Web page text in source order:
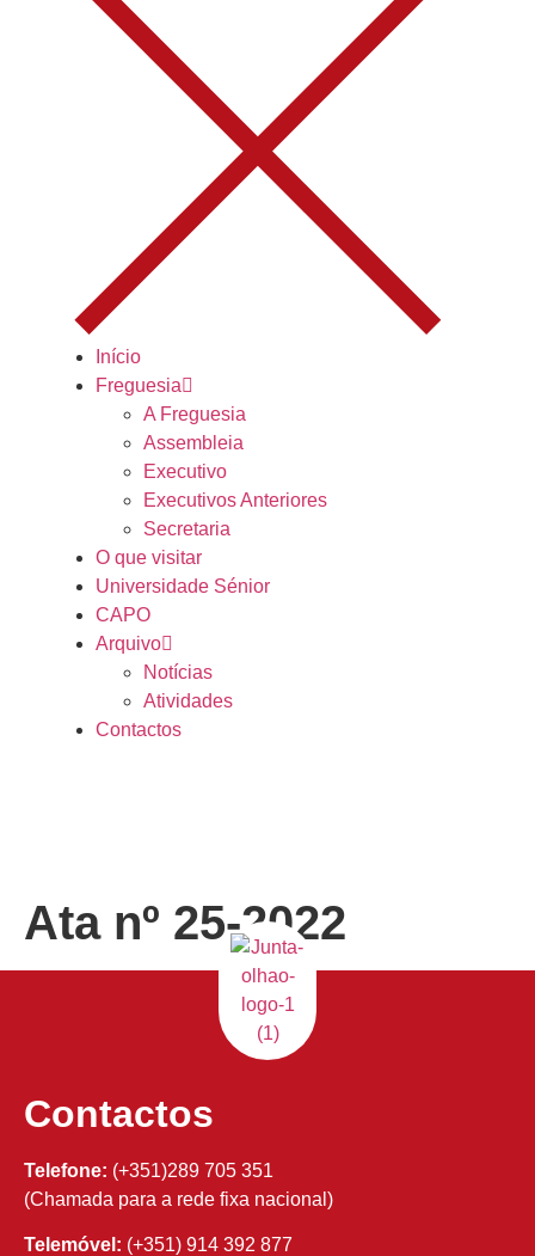
Início
Freguesia
A Freguesia
Assembleia
Executivo
Executivos Anteriores
Secretaria
O que visitar
Universidade Sénior
CAPO
Arquivo
Notícias
Atividades
Contactos
Ata nº 25-2022
Contactos
Telefone: (+351)289 705 351
(Chamada para a rede fixa nacional)
Telemóvel: (+351) 914 392 877